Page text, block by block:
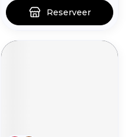
Reserveer